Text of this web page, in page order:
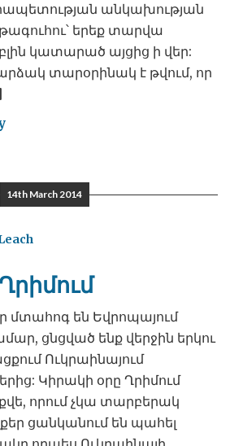
անկախության
երեք տարվա
կատարած այցից ի վեր:
տարօրինակ է թվում, որ
14th March 2014
մտահոգ են Եվրոպայում
ցնցված ենք վերջին երկու
Ուկրաինայում
Կիրակի օրը Ղրիմում
որում չկա տարբերակ
ցանկանում են պահել